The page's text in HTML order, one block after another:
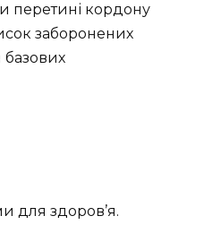
перетині кордону
заборонених
базових
для здоров’я.